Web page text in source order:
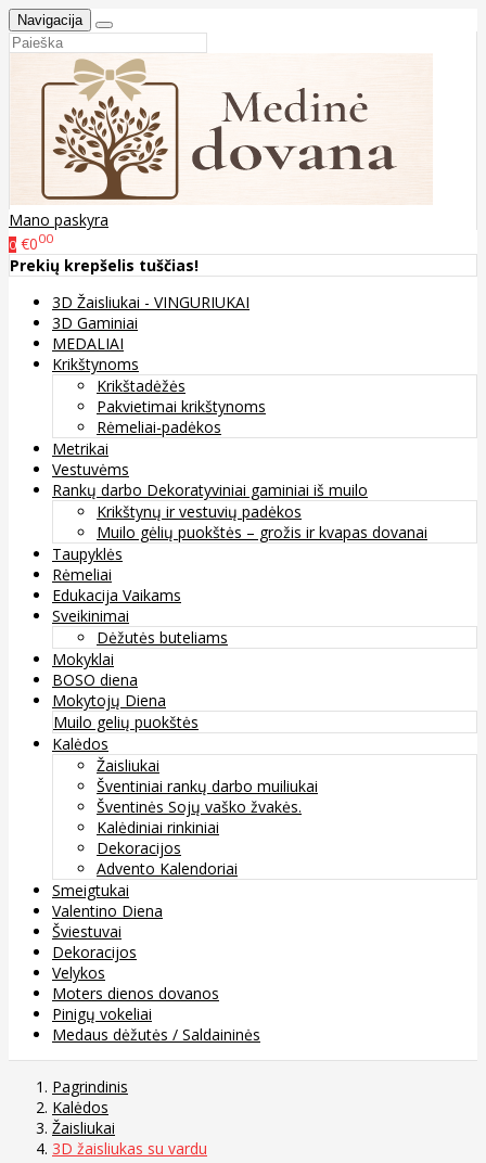
Navigacija
Mano paskyra
0 €000
Prekių krepšelis tuščias!
3D Žaisliukai - VINGURIUKAI
3D Gaminiai
MEDALIAI
Krikštynoms
Krikštadėžės
Pakvietimai krikštynoms
Rėmeliai-padėkos
Metrikai
Vestuvėms
Rankų darbo Dekoratyviniai gaminiai iš muilo
Krikštynų ir vestuvių padėkos
Muilo gėlių puokštės – grožis ir kvapas dovanai
Taupyklės
Rėmeliai
Edukacija Vaikams
Sveikinimai
Dėžutės buteliams
Mokyklai
BOSO diena
Mokytojų Diena
Muilo gelių puokštės
Kalėdos
Žaisliukai
Šventiniai rankų darbo muiliukai
Šventinės Sojų vaško žvakės.
Kalėdiniai rinkiniai
Dekoracijos
Advento Kalendoriai
Smeigtukai
Valentino Diena
Šviestuvai
Dekoracijos
Velykos
Moters dienos dovanos
Pinigų vokeliai
Medaus dėžutės / Saldaininės
Pagrindinis
Kalėdos
Žaisliukai
3D žaisliukas su vardu